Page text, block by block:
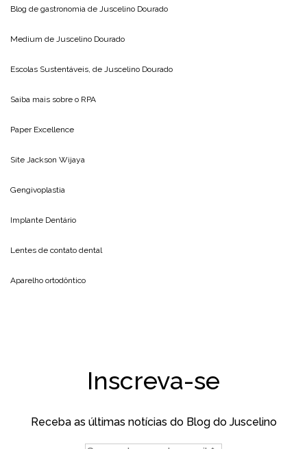
Blog de gastronomia de Juscelino Dourado
Medium de Juscelino Dourado
Escolas Sustentáveis, de Juscelino Dourado
Saiba mais sobre o RPA
Paper Excellence
Site Jackson Wijaya
Gengivoplastia
Implante Dentário
Lentes de contato dental
Aparelho ortodôntico
Inscreva-se
Receba as últimas notícias do Blog do Juscelino